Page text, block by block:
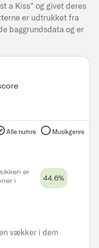
a Kiss" og givet deres
er udtrukket fra
baggrundsdata og er
Alle numre Musikgenre
er
i
44.6%
vækker i dem